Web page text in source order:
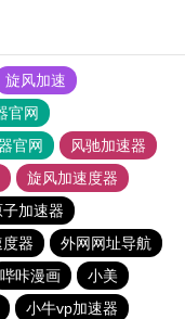
旋风加速
官网
官网
风驰加速器
旋风加速度器
子加速器
器
外网网址导航
哔咔漫画
小美
小牛vp加速器